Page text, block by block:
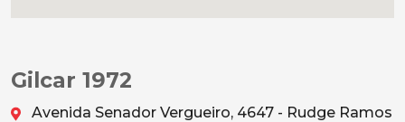
Gilcar 1972
Avenida Senador Vergueiro, 4647 - Rudge Ramos